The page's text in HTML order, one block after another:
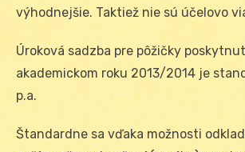
výhodnejšie. Taktiež nie sú účelovo
Úroková sadzba pre pôžičky
akademickom roku 2013/2014 je
p.a.
Štandardne sa vďaka možnosti